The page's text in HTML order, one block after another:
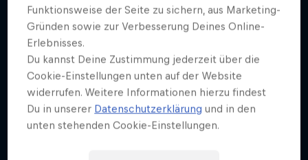
Funktionsweise der Seite zu sichern, aus Marketing-
Gründen sowie zur Verbesserung Deines Online-
Erlebnisses.
Du kannst Deine Zustimmung jederzeit über die
Cookie-Einstellungen unten auf der Website
widerrufen. Weitere Informationen hierzu findest
Du in unserer Datenschutzerklärung und in den
unten stehenden Cookie-Einstellungen.